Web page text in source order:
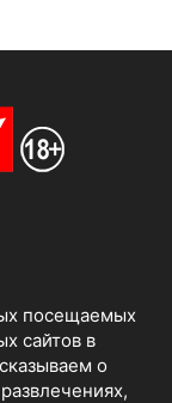
посещаемых
сайтов в
о